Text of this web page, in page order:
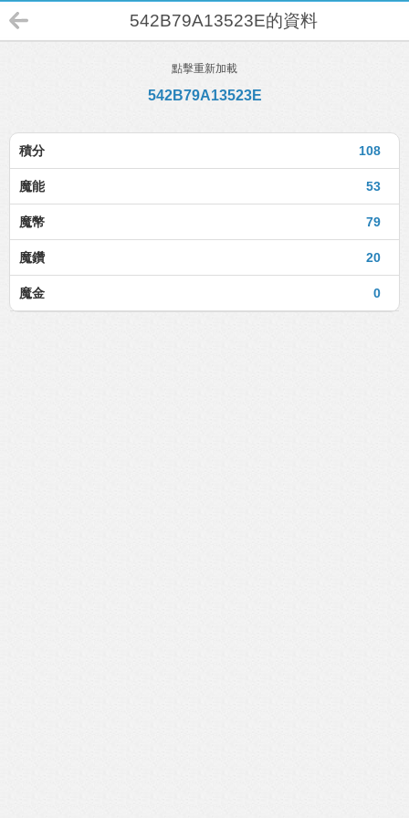
542B79A13523E的資料
點擊重新加載
542B79A13523E
108
積分
53
魔能
79
魔幣
20
魔鑽
0
魔金